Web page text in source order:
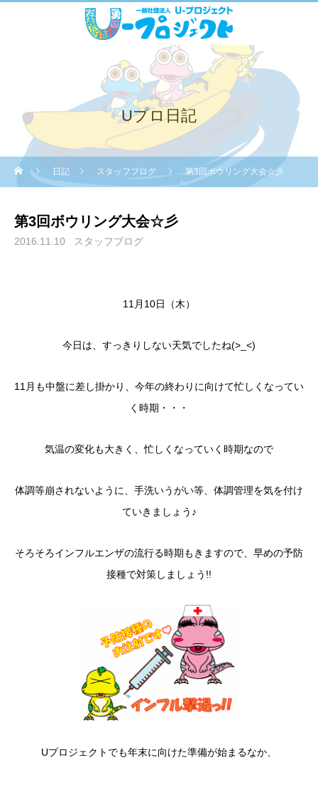
Uプロ日記
日記 スタッフブログ 第3回ボウリング大会☆彡
第3回ボウリング大会☆彡
2016.11.10 スタッフブログ
11月10日（木）
今日は、すっきりしない天気でしたね(>_<)
11月も中盤に差し掛かり、今年の終わりに向けて忙しくなってい
く時期・・・
気温の変化も大きく、忙しくなっていく時期なので
体調等崩されないように、手洗いうがい等、体調管理を気を付け
ていきましょう♪
そろそろインフルエンザの流行る時期もきますので、早めの予防
接種で対策しましょう!!
Uプロジェクトでも年末に向けた準備が始まるなか、